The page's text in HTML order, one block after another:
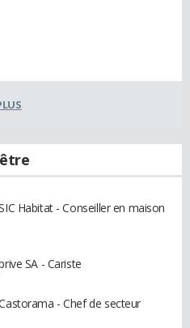
Habitat - Conseiller en maison
SA - Cariste
- Chef de secteur